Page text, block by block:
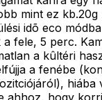
mint ez kb.20g
idõ eco
fele, 5 perc.
a kûltéri
a fenébe
hiába